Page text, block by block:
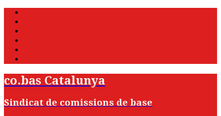
co.bas Catalunya
Sindicat de comissions de base